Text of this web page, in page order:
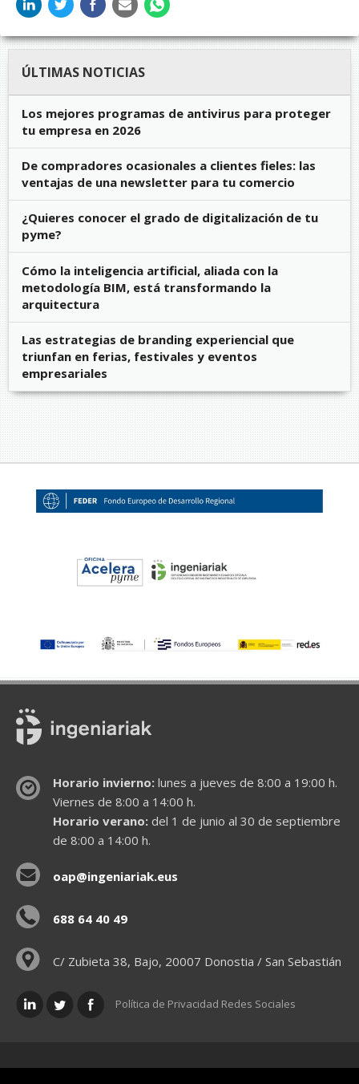
ÚLTIMAS NOTICIAS
Los mejores programas de antivirus para proteger
tu empresa en 2026
De compradores ocasionales a clientes fieles: las
ventajas de una newsletter para tu comercio
¿Quieres conocer el grado de digitalización de tu
pyme?
Cómo la inteligencia artificial, aliada con la
metodología BIM, está transformando la
arquitectura
Las estrategias de branding experiencial que
triunfan en ferias, festivales y eventos
empresariales
Horario invierno:lunes a jueves de 8:00 a 19:00 h.
Viernes de 8:00 a 14:00 h.
Horario verano:del 1 de junio al 30 de septiembre
de 8:00 a 14:00 h.
oap@ingeniariak.eus
688 64 40 49
C/ Zubieta 38, Bajo, 20007 Donostia / San Sebastián
Política de Privacidad Redes Sociales